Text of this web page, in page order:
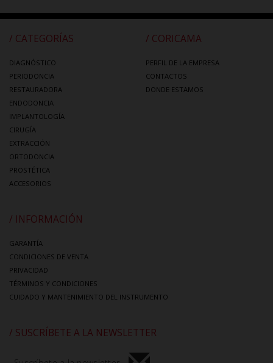
/ CATEGORÍAS
DIAGNÓSTICO
PERIODONCIA
RESTAURADORA
ENDODONCIA
IMPLANTOLOGÍA
CIRUGÍA
EXTRACCIÓN
ORTODONCIA
PROSTÉTICA
ACCESORIOS
/ CORICAMA
PERFIL DE LA EMPRESA
CONTACTOS
DONDE ESTAMOS
/ INFORMACIÓN
GARANTÍA
CONDICIONES DE VENTA
PRIVACIDAD
TÉRMINOS Y CONDICIONES
CUIDADO Y MANTENIMIENTO DEL INSTRUMENTO
/ SUSCRÍBETE A LA NEWSLETTER